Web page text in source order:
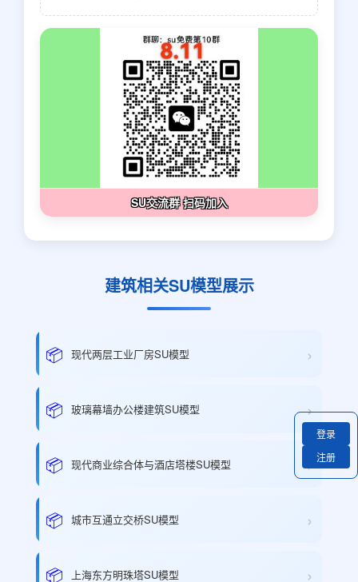
SU交流群 扫码加入
建筑相关SU模型展示
📦 现代两层工业厂房SU模型 ›
📦 玻璃幕墙办公楼建筑SU模型 ›
📦 现代商业综合体与酒店塔楼SU模型 ›
📦 城市互通立交桥SU模型 ›
📦 上海东方明珠塔SU模型 ›
登录
注册